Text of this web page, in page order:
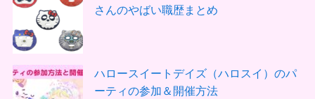
さんのやばい職歴まとめ
ハロースイートデイズ（ハロスイ）のパ
ーティの参加＆開催方法